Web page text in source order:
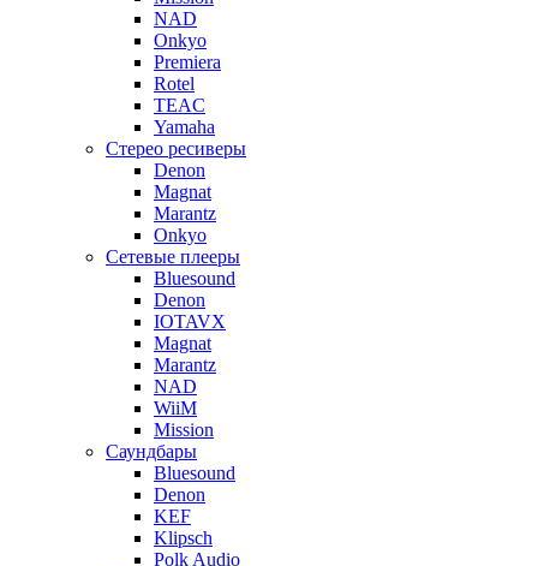
NAD
Onkyo
Premiera
Rotel
TEAC
Yamaha
Стерео ресиверы
Denon
Magnat
Marantz
Onkyo
Сетевые плееры
Bluesound
Denon
IOTAVX
Magnat
Marantz
NAD
WiiM
Mission
Саундбары
Bluesound
Denon
KEF
Klipsch
Polk Audio